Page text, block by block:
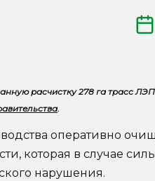
расчистку 278 га трасс
.
оперативно
которая в случае
нарушения.